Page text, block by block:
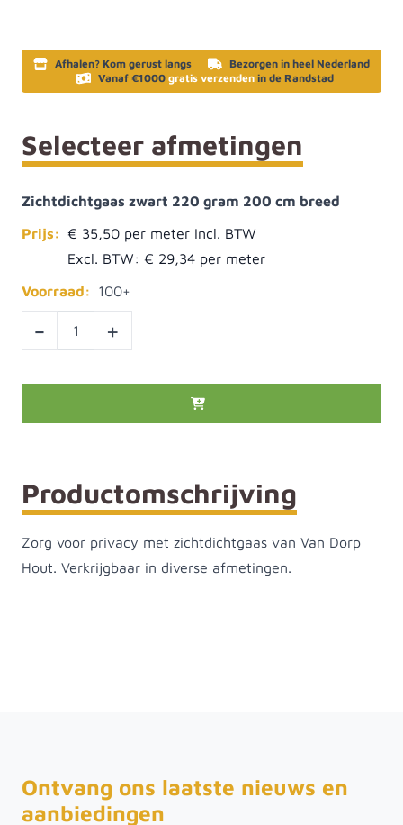
Afhalen? Kom gerust langs
Bezorgen in heel Nederland
Vanaf €1000 gratis verzenden in de Randstad
Selecteer afmetingen
Zichtdichtgaas zwart 220 gram 200 cm breed
Prijs: € 35,50
Excl. BTW: € 29,34
Voorraad:
100+
- +
Productomschrijving
Zorg voor privacy met zichtdichtgaas van Van Dorp
Hout. Verkrijgbaar in diverse afmetingen.
Ontvang ons laatste nieuws en
aanbiedingen